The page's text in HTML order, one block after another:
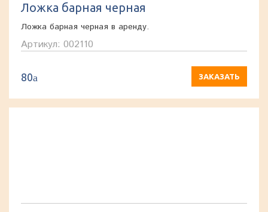
Ложка барная черная
Ложка барная черная в аренду.
Артикул: 002110
80a ЗАКАЗАТЬ